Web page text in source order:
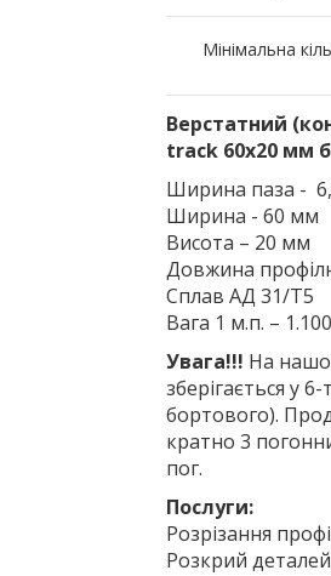
Мінімальна
Верстатний
track 60х20 мм
Ширина паза -
Ширина - 60 мм
Висота – 20 мм
Довжина
Сплав АД 31/Т5
Вага 1 м.п. –
Увага!!! На
зберігається у
бортового).
кратно 3
пог.
Послуги:
Розрізання
Розкрий деталей